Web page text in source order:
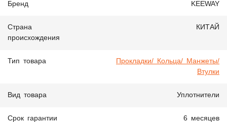
Бренд KEEWAY
Страна
происхождения
КИТАЙ
Тип товара
Прокладки/ Кольца/ Манжеты/
Втулки
Вид товара Уплотнители
Срок гарантии 6 месяцев